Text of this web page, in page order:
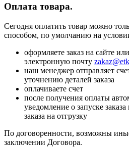
Оплата товара.
Сегодня оплатить товар можно
способом, по умолчанию на
оформляете заказ на сайте
электронную почту
наш менеджер отправляет
уточнению деталей заказа
оплачиваете счет
после получения оплаты
уведомление о запуске
заказа на отгрузку
По договоренности, возможны
заключении Договора.